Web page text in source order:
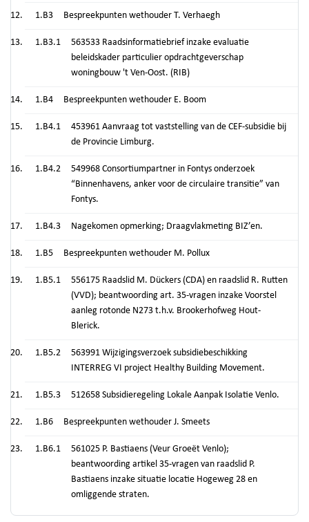
1.B3 Bespreekpunten wethouder T. Verhaegh
1.B3.1
563533 Raadsinformatiebrief inzake evaluatie
beleidskader particulier opdrachtgeverschap
woningbouw 't Ven-Oost. (RIB)
1.B4 Bespreekpunten wethouder E. Boom
1.B4.1
453961 Aanvraag tot vaststelling van de CEF-subsidie bij
de Provincie Limburg.
1.B4.2
549968 Consortiumpartner in Fontys onderzoek
“Binnenhavens, anker voor de circulaire transitie” van
Fontys.
1.B4.3 Nagekomen opmerking; Draagvlakmeting BIZ’en.
1.B5 Bespreekpunten wethouder M. Pollux
1.B5.1
556175 Raadslid M. Dückers (CDA) en raadslid R. Rutten
(VVD); beantwoording art. 35-vragen inzake Voorstel
aanleg rotonde N273 t.h.v. Brookerhofweg Hout-
Blerick.
1.B5.2
563991 Wijzigingsverzoek subsidiebeschikking
INTERREG VI project Healthy Building Movement.
1.B5.3 512658 Subsidieregeling Lokale Aanpak Isolatie Venlo.
1.B6 Bespreekpunten wethouder J. Smeets
1.B6.1
561025 P. Bastiaens (Veur Groeët Venlo);
beantwoording artikel 35-vragen van raadslid P.
Bastiaens inzake situatie locatie Hogeweg 28 en
omliggende straten.